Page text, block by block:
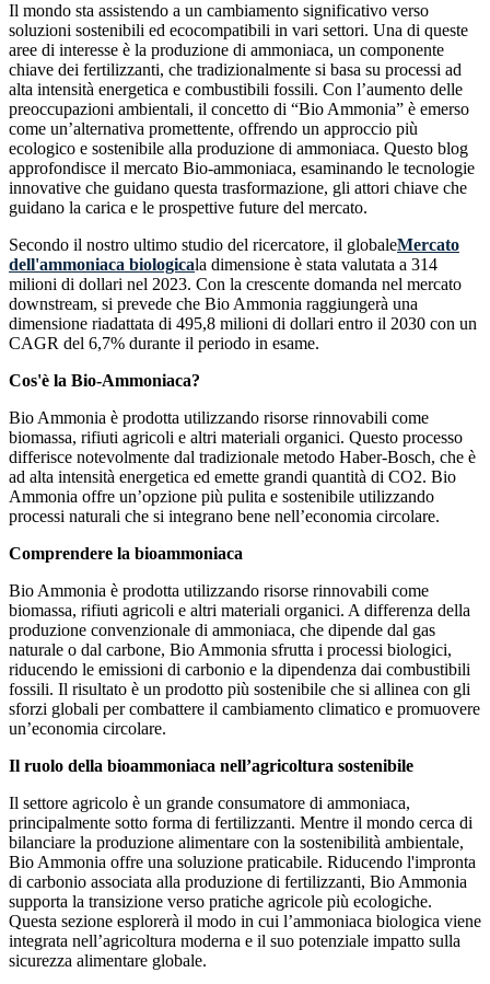
Il mondo sta assistendo a un cambiamento significativo verso
soluzioni sostenibili ed ecocompatibili in vari settori. Una di queste
aree di interesse è la produzione di ammoniaca, un componente
chiave dei fertilizzanti, che tradizionalmente si basa su processi ad
alta intensità energetica e combustibili fossili. Con l’aumento delle
preoccupazioni ambientali, il concetto di “Bio Ammonia” è emerso
come un’alternativa promettente, offrendo un approccio più
ecologico e sostenibile alla produzione di ammoniaca. Questo blog
approfondisce il mercato Bio-ammoniaca, esaminando le tecnologie
innovative che guidano questa trasformazione, gli attori chiave che
guidano la carica e le prospettive future del mercato.
Secondo il nostro ultimo studio del ricercatore, il globaleMercato
dell'ammoniaca biologicala dimensione è stata valutata a 314
milioni di dollari nel 2023. Con la crescente domanda nel mercato
downstream, si prevede che Bio Ammonia raggiungerà una
dimensione riadattata di 495,8 milioni di dollari entro il 2030 con un
CAGR del 6,7% durante il periodo in esame.
Cos'è la Bio-Ammoniaca?
Bio Ammonia è prodotta utilizzando risorse rinnovabili come
biomassa, rifiuti agricoli e altri materiali organici. Questo processo
differisce notevolmente dal tradizionale metodo Haber-Bosch, che è
ad alta intensità energetica ed emette grandi quantità di CO2. Bio
Ammonia offre un’opzione più pulita e sostenibile utilizzando
processi naturali che si integrano bene nell’economia circolare.
Comprendere la bioammoniaca
Bio Ammonia è prodotta utilizzando risorse rinnovabili come
biomassa, rifiuti agricoli e altri materiali organici. A differenza della
produzione convenzionale di ammoniaca, che dipende dal gas
naturale o dal carbone, Bio Ammonia sfrutta i processi biologici,
riducendo le emissioni di carbonio e la dipendenza dai combustibili
fossili. Il risultato è un prodotto più sostenibile che si allinea con gli
sforzi globali per combattere il cambiamento climatico e promuovere
un’economia circolare.
Il ruolo della bioammoniaca nell’agricoltura sostenibile
Il settore agricolo è un grande consumatore di ammoniaca,
principalmente sotto forma di fertilizzanti. Mentre il mondo cerca di
bilanciare la produzione alimentare con la sostenibilità ambientale,
Bio Ammonia offre una soluzione praticabile. Riducendo l'impronta
di carbonio associata alla produzione di fertilizzanti, Bio Ammonia
supporta la transizione verso pratiche agricole più ecologiche.
Questa sezione esplorerà il modo in cui l’ammoniaca biologica viene
integrata nell’agricoltura moderna e il suo potenziale impatto sulla
sicurezza alimentare globale.